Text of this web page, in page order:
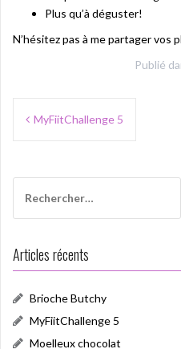
Plus qu’à déguster!
N’hésitez pas à me partager
Publié
Navigation
MyFiitChallenge 5
Articles récents
Brioche Butchy
MyFiitChallenge 5
Moelleux chocolat